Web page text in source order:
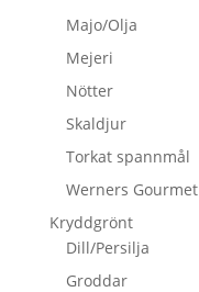
Majo/Olja
Mejeri
Nötter
Skaldjur
Torkat spannmål
Werners Gourmet
Kryddgrönt
Dill/Persilja
Groddar